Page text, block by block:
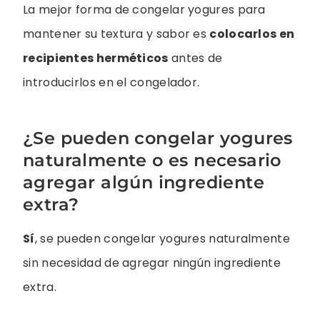
La mejor forma de congelar yogures para
mantener su textura y sabor es colocarlos en
recipientes herméticos antes de
introducirlos en el congelador.
¿Se pueden congelar yogures
naturalmente o es necesario
agregar algún ingrediente
extra?
Sí, se pueden congelar yogures naturalmente
sin necesidad de agregar ningún ingrediente
extra.